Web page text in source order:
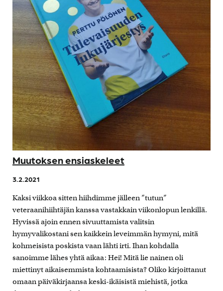
Muutoksen ensiaskeleet
3.2.2021
Kaksi viikkoa sitten hiihdimme jälleen ”tutun”
veteraanihiihtäjän kanssa vastakkain viikonlopun lenkillä.
Hyvissä ajoin ennen sivuuttamista valitsin
hymyvalikostani sen kaikkein leveimmän hymyni, mitä
kohmeisista poskista vaan lähti irti. Ihan kohdalla
sanoimme lähes yhtä aikaa: Hei! Mitä lie nainen oli
miettinyt aikaisemmista kohtaamisista? Oliko kirjoittanut
omaan päiväkirjaansa keski-ikäisistä miehistä, jotka